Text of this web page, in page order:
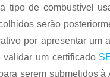
de combustível
serão
por apresentar
um certificado
serem submetidos